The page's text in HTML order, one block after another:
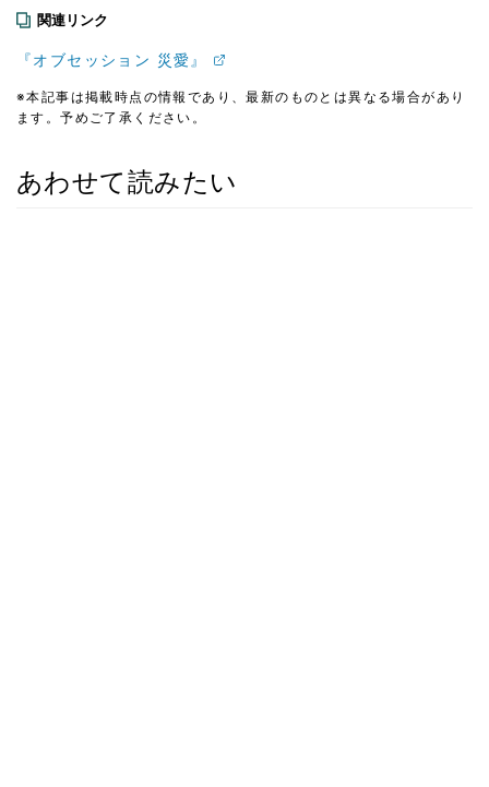
関連リンク
『オブセッション 災愛』
※本記事は掲載時点の情報であり、最新のものとは異なる場合があり
ます。予めご了承ください。
あわせて読みたい